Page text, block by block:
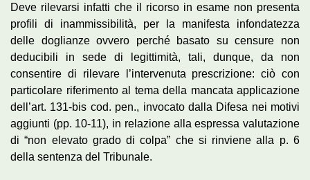
Deve rilevarsi infatti che il ricorso in esame non presenta
profili di inammissibilità, per la manifesta infondatezza
delle doglianze ovvero perché basato su censure non
deducibili in sede di legittimità, tali, dunque, da non
consentire di rilevare l’intervenuta prescrizione: ciò con
particolare riferimento al tema della mancata applicazione
dell’art. 131-bis cod. pen., invocato dalla Difesa nei motivi
aggiunti (pp. 10-11), in relazione alla espressa valutazione
di “non elevato grado di colpa” che si rinviene alla p. 6
della sentenza del Tribunale.